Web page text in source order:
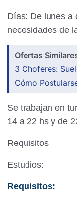
Días: De lunes a
necesidades de
Ofertas
3 Choferes:
Cómo
Se trabajan en
14 a 22 hs y de
Requisitos
Estudios:
Requisitos: